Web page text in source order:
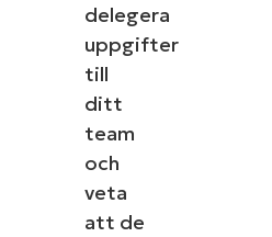
delegera
uppgifter
till
ditt
team
och
veta
att de